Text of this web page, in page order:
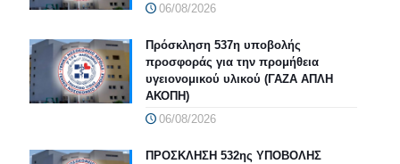
06/08/2026
Πρόσκληση 537η υποβολής
προσφοράς για την προμήθεια
υγειονομικού υλικού (ΓΑΖΑ ΑΠΛΗ
ΑΚΟΠΗ)
06/08/2026
ΠΡΟΣΚΛΗΣΗ 532ης ΥΠΟΒΟΛΗΣ